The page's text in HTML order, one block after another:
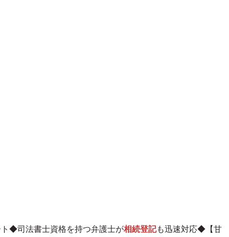
◆司法書士資格を持つ弁護士が相続登記も迅速対応◆【甘